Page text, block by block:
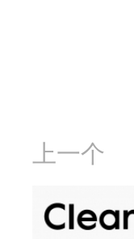
上一个